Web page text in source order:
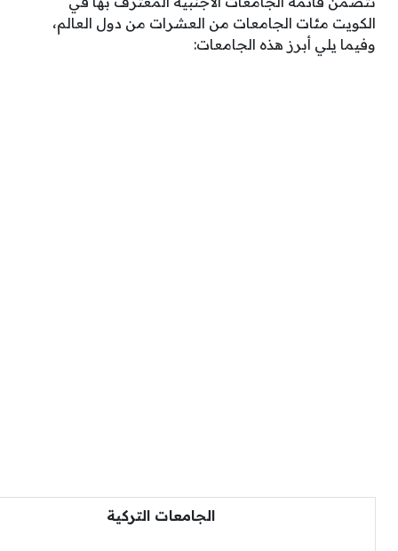
الكويت مئات الجامعات من العشرات من دول العالم،
وفيما يلي أبرز هذه الجامعات:
الجامعات التركية